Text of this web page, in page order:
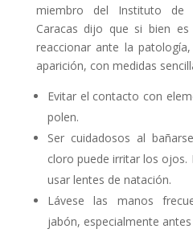
miembro del Instituto de
Caracas dijo que si bien
reaccionar ante la
aparición, con medidas
Evitar el contacto con
polen.
Ser cuidadosos al
cloro puede irritar los ojos.
usar lentes de natación.
Lávese las manos
jabón, especialmente